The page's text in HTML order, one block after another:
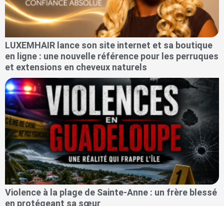
LUXEMHAIR lance son site internet et sa boutique
en ligne : une nouvelle référence pour les perruques
et extensions en cheveux naturels
Violence à la plage de Sainte-Anne : un frère blessé
en protégeant sa sœur